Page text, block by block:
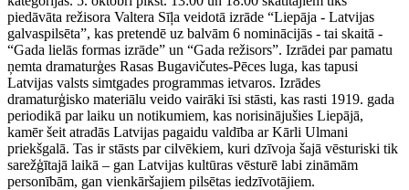
piedāvāta režisora Valtera Sīļa veidotā izrāde “Liepāja - Latvijas
galvaspilsēta”, kas pretendē uz balvām 6 nominācijās - tai skaitā -
“Gada lielās formas izrāde” un “Gada režisors”. Izrādei par pamatu
ņemta dramaturģes Rasas Bugavičutes-Pēces luga, kas tapusi
Latvijas valsts simtgades programmas ietvaros. Izrādes
dramaturģisko materiālu veido vairāki īsi stāsti, kas rasti 1919. gada
periodikā par laiku un notikumiem, kas norisinājušies Liepājā,
kamēr šeit atradās Latvijas pagaidu valdība ar Kārli Ulmani
priekšgalā. Tas ir stāsts par cilvēkiem, kuri dzīvoja šajā vēsturiski tik
sarežģītajā laikā – gan Latvijas kultūras vēsturē labi zināmām
personībām, gan vienkāršajiem pilsētas iedzīvotājiem.